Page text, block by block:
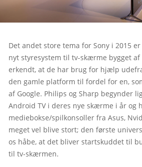
Det andet store tema for Sony i 2015
nyt styresystem til tv-skærme bygget af
erkendt, at de har brug for hjælp
den gamle platform til fordel for en,
af Google. Philips og Sharp begynder
Android TV i deres nye skærme i år og
mediebokse/spilkonsoller fra Asus,
meget vel blive stort; den første
os håbe, at det bliver startskuddet til
til tv-skærmen.